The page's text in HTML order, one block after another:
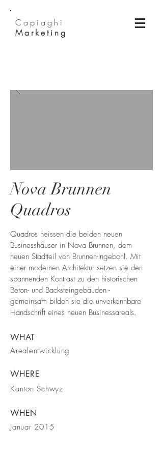
Capiaghi
Marketing
Nova Brunnen
Quadros
Quadros heissen die beiden neuen
Businesshäuser in Nova Brunnen, dem
neuen Stadtteil von Brunnen-Ingebohl. Mit
einer modernen Architektur setzen sie den
spannenden Kontrast zu den historischen
Beton- und Backsteingebäuden -
gemeinsam bilden sie die unverkennbare
Handschrift eines neuen Businessareals.
WHAT
Arealentwicklung
WHERE
Kanton Schwyz
WHEN
Januar 2015